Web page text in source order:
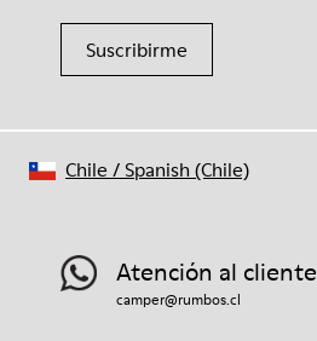
Suscribirme
Atención al cliente
camper@rumbos.cl
Chile /Spanish (Chile)